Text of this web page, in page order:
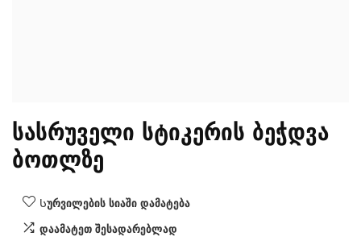
სასრუველი სტიკერის ბეჭდვა
ბოთლზე
Სურვილების სიაში დამატება
დაამატეთ შესადარებლად